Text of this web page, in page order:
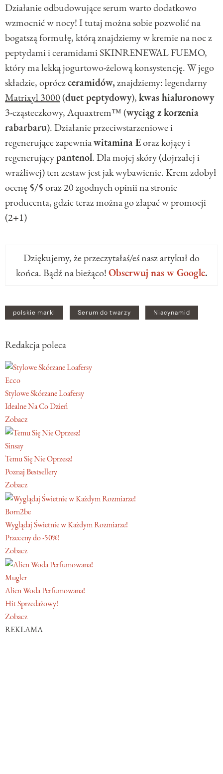
Działanie odbudowujące serum warto dodatkowo
wzmocnić w nocy! I tutaj można sobie pozwolić na
bogatszą formułę, którą znajdziemy w kremie na noc z
peptydami i ceramidami SKINRENEWAL FUEMO,
który ma lekką jogurtowo-żelową konsystencję. W jego
składzie, opróczceramidów,znajdziemy: legendarny
Matrixyl 3000(duet peptydowy),kwas hialuronowy
3-cząsteczkowy, Aquaxtrem™ (wyciąg z korzenia
rabarbaru). Działanie przeciwstarzeniowe i
regenerujące zapewniawitamina Eoraz kojący i
regenerującypantenol. Dla mojej skóry (dojrzałej i
wrażliwej) ten zestaw jest jak wybawienie. Krem zdobył
ocenę5/5oraz 20 zgodnych opinii na stronie
producenta, gdzie teraz można go złapać w promocji
(2+1)
Dziękujemy, że przeczytałaś/eś nasz artykuł do
końca. Bądź na bieżąco!Obserwuj nas w Google.
polskie marki Serum do twarzy Niacynamid
Redakcja poleca
Ecco
Stylowe Skórzane Loafersy
Idealne Na Co Dzień
Zobacz
Sinsay
Temu Się Nie Oprzesz!
Poznaj Bestsellery
Zobacz
Born2be
Wyglądaj Świetnie w Każdym Rozmiarze!
Przeceny do -50%!
Zobacz
Mugler
Alien Woda Perfumowana!
Hit Sprzedażowy!
Zobacz
REKLAMA